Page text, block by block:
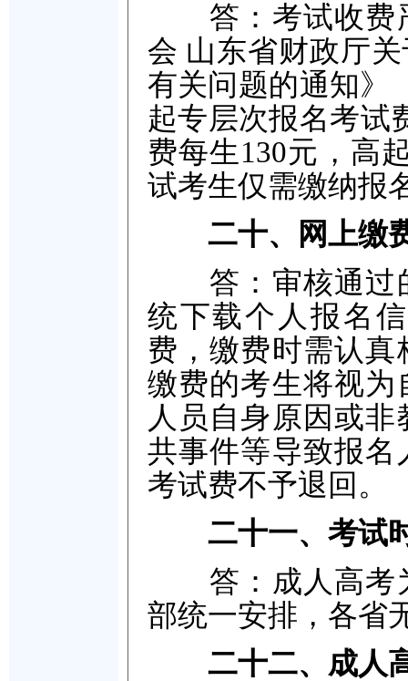
答：考试收费
会 山东省财政厅
有关问题的通知》
起专层次报名考试
费每生130元，高
试考生仅需缴纳报
二十、网上缴
答：审核通过
统下载个人报名
费，缴费时需认
缴费的考生将视
人员自身原因或
共事件等导致报
考试费不予退回。
二十一、考试
答：成人高考
部统一安排，各省
二十二、成人